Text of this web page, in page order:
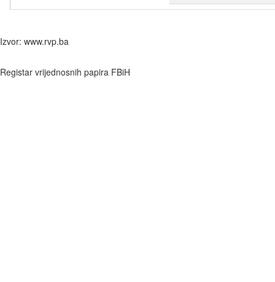
Izvor: www.rvp.ba
Registar vrijednosnih papira FBiH